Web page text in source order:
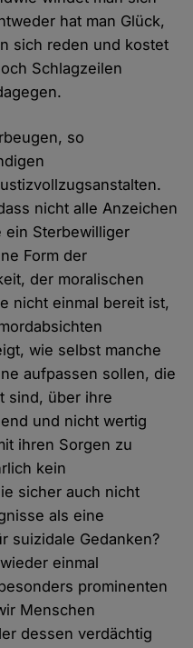
hat man Glück,
sich reden und kostet
Schlagzeilen
so
nicht alle Anzeichen
ein Sterbewilliger
Form der
der moralischen
nicht einmal bereit ist,
wie selbst manche
aufpassen sollen, die
sind, über ihre
und nicht wertig
ihren Sorgen zu
kein
sicher auch nicht
als eine
suizidale Gedanken?
einmal
prominenten
Menschen
dessen verdächtig